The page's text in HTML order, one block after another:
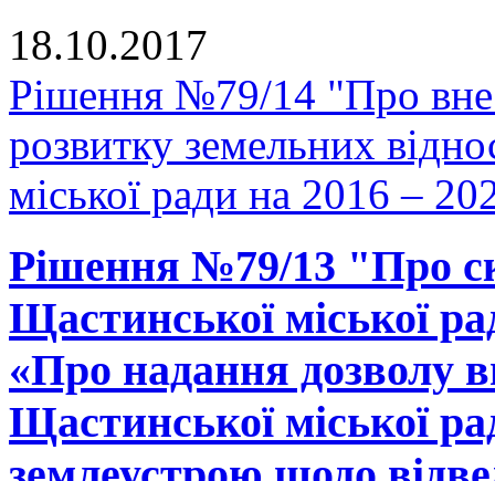
18.10.2017
Рішення №79/14 "Про
розвитку земельних
міської ради на 2016 –
Рішення №79/13 "Про
Щастинської міської
«Про надання дозволу
Щастинської міської